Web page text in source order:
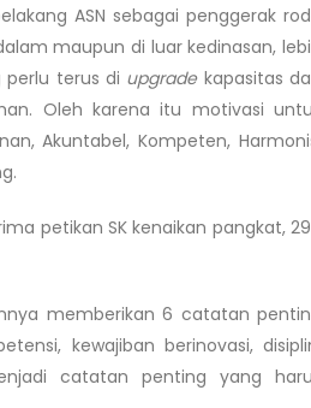
ASN sebagai penggerak
maupun di luar kedinasan,
perlu terus di upgradekapasitas
Oleh karena itu motivasi
Akuntabel, Kompeten,
petikan SK kenaikan pangkat,
memberikan 6 catatan
kewajiban berinovasi,
catatan penting yang